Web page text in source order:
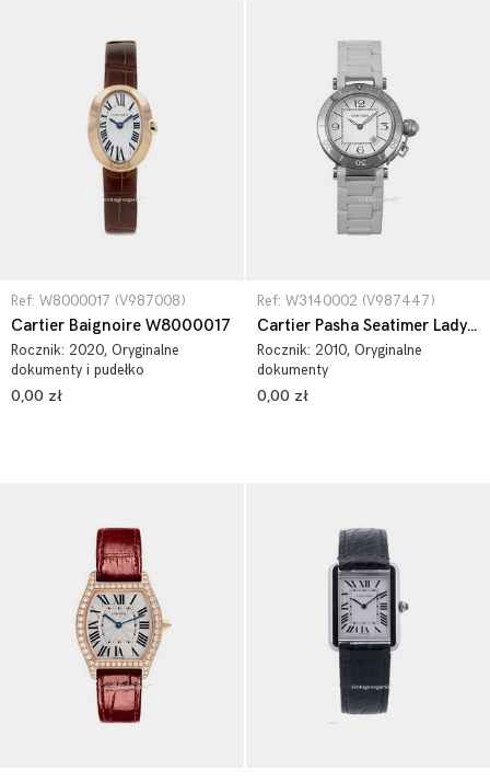
Ref: W8000017 (V987008)
Cartier Baignoire W8000017
Rocznik: 2020, Oryginalne
dokumenty i pudełko
0,00 zł
Ref: W3140002 (V987447)
Cartier Pasha Seatimer Lady W3140002
Rocznik: 2010, Oryginalne
dokumenty
0,00 zł